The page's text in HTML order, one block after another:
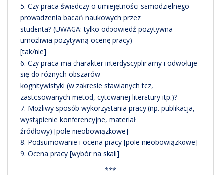
5. Czy praca świadczy o umiejętności samodzielnego
prowadzenia badań naukowych przez
studenta? (UWAGA: tylko odpowiedź pozytywna
umożliwia pozytywną ocenę pracy)
[tak/nie]
6. Czy praca ma charakter interdyscyplinarny i odwołuje
się do różnych obszarów
kognitywistyki (w zakresie stawianych tez,
zastosowanych metod, cytowanej literatury itp.)?
7. Możliwy sposób wykorzystania pracy (np. publikacja,
wystąpienie konferencyjne, materiał
źródłowy) [pole nieobowiązkowe]
8. Podsumowanie i ocena pracy [pole nieobowiązkowe]
9. Ocena pracy [wybór na skali]
***